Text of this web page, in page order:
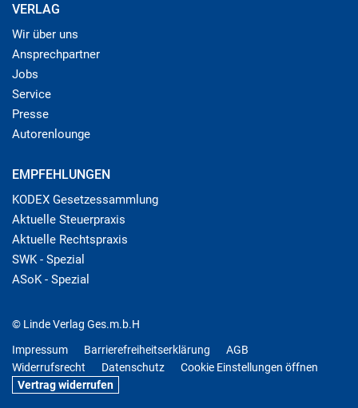
VERLAG
Wir über uns
Ansprechpartner
Jobs
Service
Presse
Autorenlounge
EMPFEHLUNGEN
KODEX Gesetzessammlung
Aktuelle Steuerpraxis
Aktuelle Rechtspraxis
SWK - Spezial
ASoK - Spezial
© Linde Verlag Ges.m.b.H
Impressum
Barrierefreiheitserklärung
AGB
Widerrufsrecht
Datenschutz
Cookie Einstellungen öffnen
Vertrag widerrufen